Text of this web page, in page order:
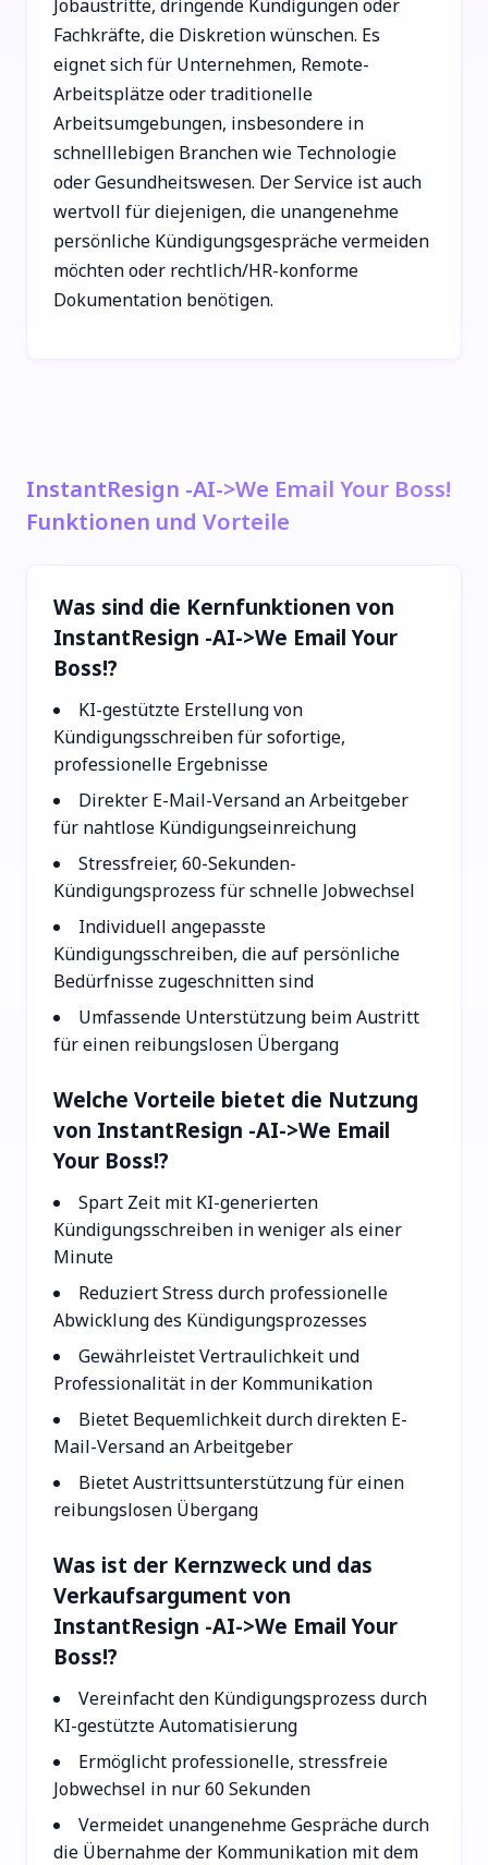
Jobaustritte, dringende Kündigungen oder
Fachkräfte, die Diskretion wünschen. Es
eignet sich für Unternehmen, Remote-
Arbeitsplätze oder traditionelle
Arbeitsumgebungen, insbesondere in
schnelllebigen Branchen wie Technologie
oder Gesundheitswesen. Der Service ist auch
wertvoll für diejenigen, die unangenehme
persönliche Kündigungsgespräche vermeiden
möchten oder rechtlich/HR-konforme
Dokumentation benötigen.
InstantResign -AI->We Email Your Boss!
Funktionen und Vorteile
Was sind die Kernfunktionen von
InstantResign -AI->We Email Your
Boss!?
KI-gestützte Erstellung von
Kündigungsschreiben für sofortige,
professionelle Ergebnisse
Direkter E-Mail-Versand an Arbeitgeber
für nahtlose Kündigungseinreichung
Stressfreier, 60-Sekunden-
Kündigungsprozess für schnelle Jobwechsel
Individuell angepasste
Kündigungsschreiben, die auf persönliche
Bedürfnisse zugeschnitten sind
Umfassende Unterstützung beim Austritt
für einen reibungslosen Übergang
Welche Vorteile bietet die Nutzung
von InstantResign -AI->We Email
Your Boss!?
Spart Zeit mit KI-generierten
Kündigungsschreiben in weniger als einer
Minute
Reduziert Stress durch professionelle
Abwicklung des Kündigungsprozesses
Gewährleistet Vertraulichkeit und
Professionalität in der Kommunikation
Bietet Bequemlichkeit durch direkten E-
Mail-Versand an Arbeitgeber
Bietet Austrittsunterstützung für einen
reibungslosen Übergang
Was ist der Kernzweck und das
Verkaufsargument von
InstantResign -AI->We Email Your
Boss!?
Vereinfacht den Kündigungsprozess durch
KI-gestützte Automatisierung
Ermöglicht professionelle, stressfreie
Jobwechsel in nur 60 Sekunden
Vermeidet unangenehme Gespräche durch
die Übernahme der Kommunikation mit dem